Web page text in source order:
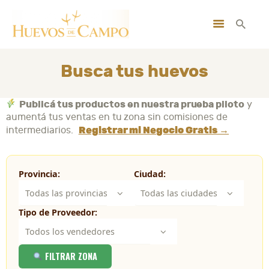
Busca tus huevos
INICIO
BUSCA TUS HUEVOS
MI CUENTA
CONTACTO
Publicá tus productos en nuestra prueba piloto y
aumentá tus ventas en tu zona sin comisiones de
intermediarios.
Registrar mi Negocio Gratis →
Provincia: Ciudad:
Tipo de Proveedor:
FILTRAR ZONA